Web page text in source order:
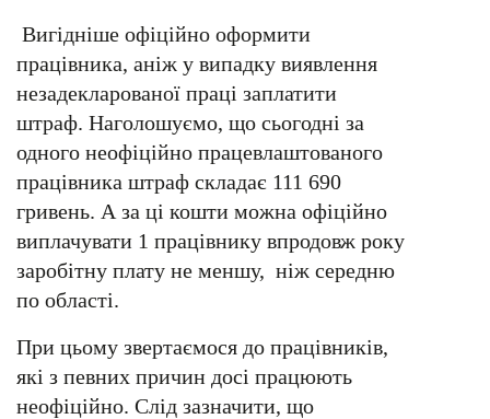
Вигідніше офіційно оформити
працівника, аніж у випадку виявлення
незадекларованої праці заплатити
штраф. Наголошуємо, що сьогодні за
одного неофіційно працевлаштованого
працівника штраф складає 111 690
гривень. А за ці кошти можна офіційно
виплачувати 1 працівнику впродовж року
заробітну плату не меншу, ніж середню
по області.
При цьому звертаємося до працівників,
які з певних причин досі працюють
неофіційно. Слід зазначити, що